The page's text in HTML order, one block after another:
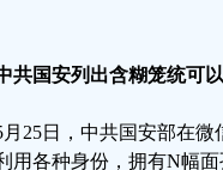
共国安列出含糊笼统可
月25日，中共国安部在
用各种身份，拥有N幅